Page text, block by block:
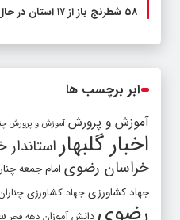
۵۸ شطرنج‌ باز از ۱۷ استان در حال رقابت در گلمکان
ابر برچسب ها
آموزش و پرورش آموزش و پرورش
اخبار گلبهار
خراسان رضوی امام جمعه
جهاد کشاورزی جهاد کشاورزی
دانش آموزان دهه فجر